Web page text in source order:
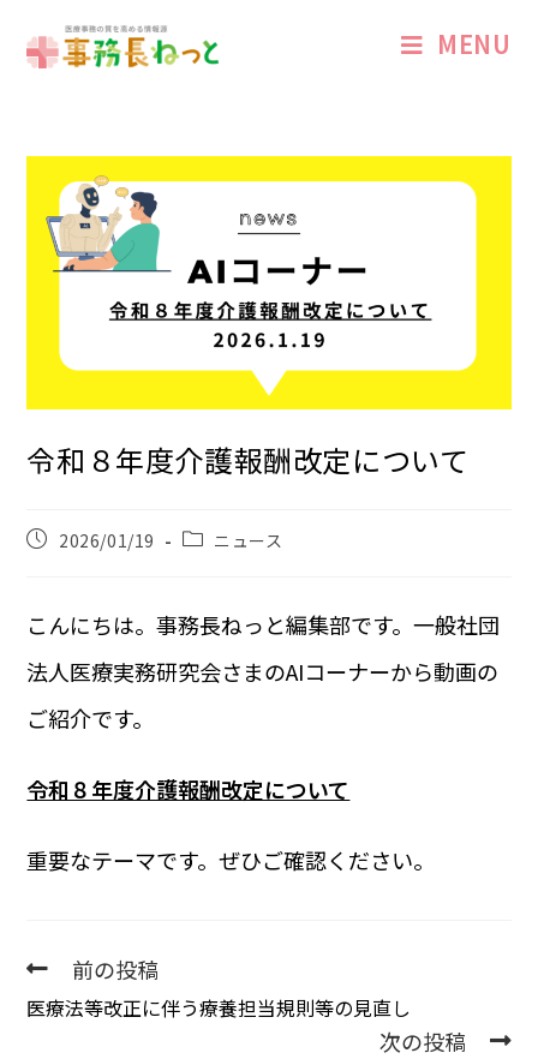
MENU
令和８年度介護報酬改定について
2026/01/19 ニュース
こんにちは。事務長ねっと編集部です。一般社団
法人医療実務研究会さまのAIコーナーから動画の
ご紹介です。
令和８年度介護報酬改定について
重要なテーマです。ぜひご確認ください。
前の投稿
医療法等改正に伴う療養担当規則等の見直し
次の投稿